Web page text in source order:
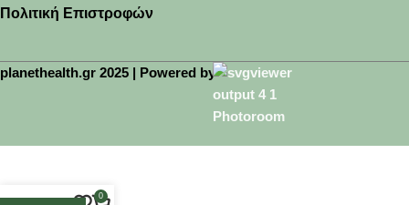
Πολιτική Επιστροφών
planethealth.gr 2025 | Powered by
0